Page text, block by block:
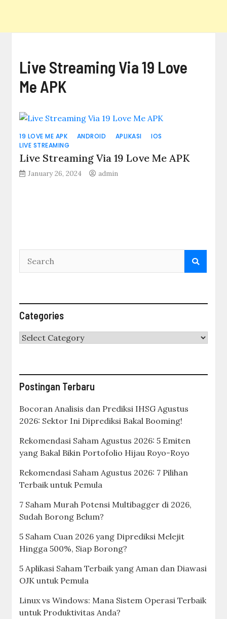
Live Streaming Via 19 Love
Me APK
19 LOVE ME APK ANDROID APLIKASI
IOS
LIVE STREAMING
Live Streaming Via 19 Love Me APK
January 26, 2024 admin
Categories
Categories
Postingan Terbaru
Bocoran Analisis dan Prediksi IHSG Agustus
2026: Sektor Ini Diprediksi Bakal Booming!
Rekomendasi Saham Agustus 2026: 5 Emiten
yang Bakal Bikin Portofolio Hijau Royo-Royo
Rekomendasi Saham Agustus 2026: 7 Pilihan
Terbaik untuk Pemula
7 Saham Murah Potensi Multibagger di 2026,
Sudah Borong Belum?
5 Saham Cuan 2026 yang Diprediksi Melejit
Hingga 500%, Siap Borong?
5 Aplikasi Saham Terbaik yang Aman dan Diawasi
OJK untuk Pemula
Linux vs Windows: Mana Sistem Operasi Terbaik
untuk Produktivitas Anda?